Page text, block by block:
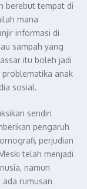
berebut tempat di
mana
informasi di
sampah yang
itu boleh jadi
anak
sosial.
sendiri
pengaruh
perjudian
telah menjadi
namun
rumusan